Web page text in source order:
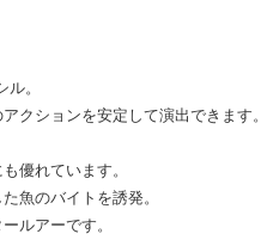
。
クションを安定して演出できます。
優れています。
魚のバイトを誘発。
ルアーです。